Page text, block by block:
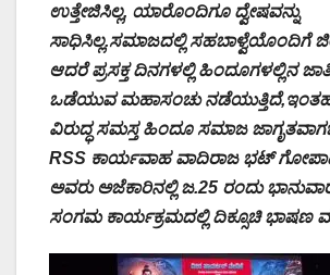
ಉತ್ತೇಜಿಸಿಲ್ಲ, ಯಾರೊಂದಿಗೂ ದ್ವೇಷವನ್ನು
ಸಾಧಿಸಿಲ್ಲ.ಸಮಾಜದಲ್ಲಿ ಸಹಬಾಳ್ವೆಯೊಂದಿಗೆ
ಆದರೆ ಪ್ರಸಕ್ತ ದಿನಗಳಲ್ಲಿ ಹಿಂದೂಗಳಲ್ಲಿನ
ಒಡೆಯುವ ಮಹಾಸಂಚು ನಡೆಯುತ್ತಿದೆ,ಇಂತಹ
ವಿರುದ್ಧ ಸಮಸ್ತ ಹಿಂದೂ ಸಮಾಜ
RSS ಕಾರ್ಯವಾಹ ವಾದಿರಾಜ ಭಟ್
ಅವರು ಅಜೆಕಾರಿನಲ್ಲಿ ಜ.25 ರಂದು
ಸಂಗಮ ಕಾರ್ಯಕ್ರಮದಲ್ಲಿ ದಿಕ್ಸೂಚಿ ಭಾಷಣ